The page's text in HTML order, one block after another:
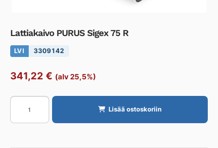
Lattiakaivo PURUS Sigex 75 R
LVI 3309142
341,22 € (alv 25,5%)
Lattiakaivo
PURUS
Sigex
R
Lisää ostoskoriin